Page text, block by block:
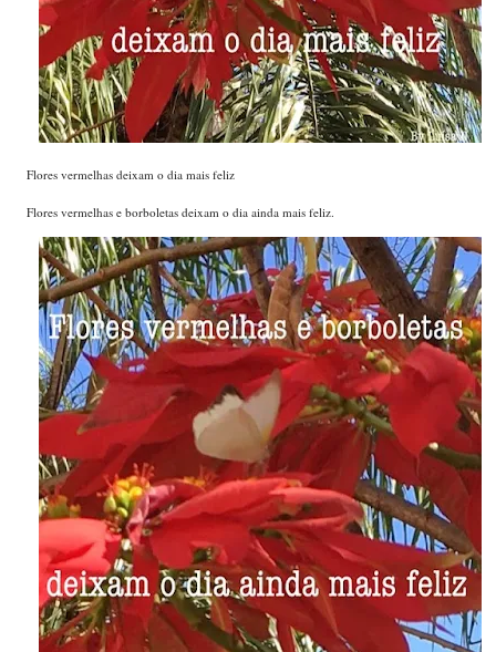
Flores vermelhas deixam o dia mais feliz
Flores vermelhas e borboletas deixam o dia ainda mais feliz.